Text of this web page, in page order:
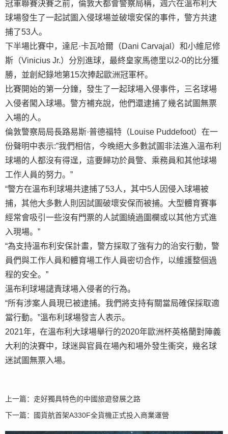
冠軍聯賽決賽之前，倫敦大都會警察局稱，週六在溫布利大
球場發生了一起試圖入侵球場並破壞安保的事件，警方共逮
捕了53人。
下半場比賽中，達尼·卡瓦哈爾（Dani Carvajal）和小維尼修
斯（Vinicius Jr.）分別進球，最終皇家馬德里以2-0的比分獲
勝，並創紀錄地第15次捧起歐洲冠軍杯。
比賽開始的第一分鐘，發生了一起球場入侵事件，三名球場
入侵者闖入球場。警方補充說，他們還逮捕了幾名試圖無票
入場的人。
倫敦警察局局長路易斯·普德福特（Louise Puddefoot）在一
份聲明中表示:”我們相信，今晚絕大多數試圖非法進入溫布利
球場的人都沒有得逞，這要歸功於員警、乘務員和其他球場
工作人員的努力。”
“警方在溫布利球場共逮捕了53人，其中5人因侵入球場被
捕，其他大多數人則因試圖破壞安保而被捕。大型體育賽事
經常會吸引一些沒有門票的人試圖繞過圍欄或以其他方式進
入現場。”
“為支持溫布利安保計畫，警方採取了強有力的治安行動，警
員們與工作人員和體育場工作人員密切合作，以維護整個過
程的安全。”
溫布利球場譴責球場入侵者的行為。
“所有涉案人員現已被逮捕。我們將支持有關當局確保採取適
當行動。”溫布利球場發言人表示。
2021年，在溫布利大球場舉行的2020年歐洲杯英格蘭對陣義
大利的決賽中，球迷與官員在場內和場外發生衝突，幾名球
迷試圖無票入場。
上一篇： 走好獨具特色的中國旅遊發展之路
下一篇：
國貨航首架A330F全貨機正式投入商業運營